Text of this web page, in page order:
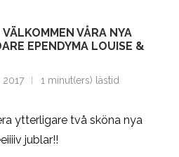
VÅRA NYA
EPENDYMA LOUISE &
2017 1 minut(ers) lästid
ytterligare två sköna nya
jublar!!